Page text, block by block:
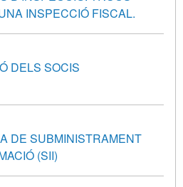
INSPECCIÓ FISCAL.
DELS SOCIS
DE SUBMINISTRAMENT
(SII)